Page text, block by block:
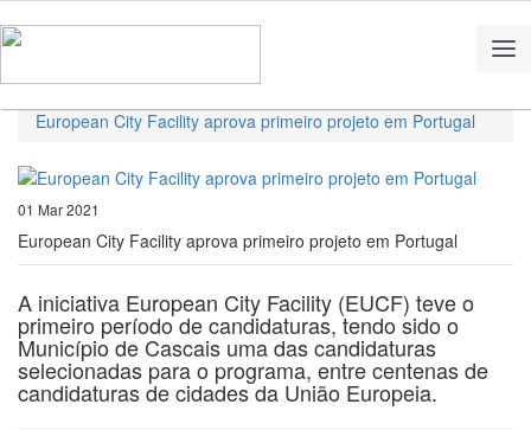
European City Facility aprova primeiro projeto em Portugal
01 Mar 2021
European City Facility aprova primeiro projeto em Portugal
A iniciativa European City Facility (EUCF) teve o
primeiro período de candidaturas, tendo sido o
Município de Cascais uma das candidaturas
selecionadas para o programa, entre centenas de
candidaturas de cidades da União Europeia.